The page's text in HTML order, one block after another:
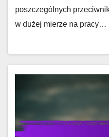
poszczególnych
w dużej mierze na pracy…